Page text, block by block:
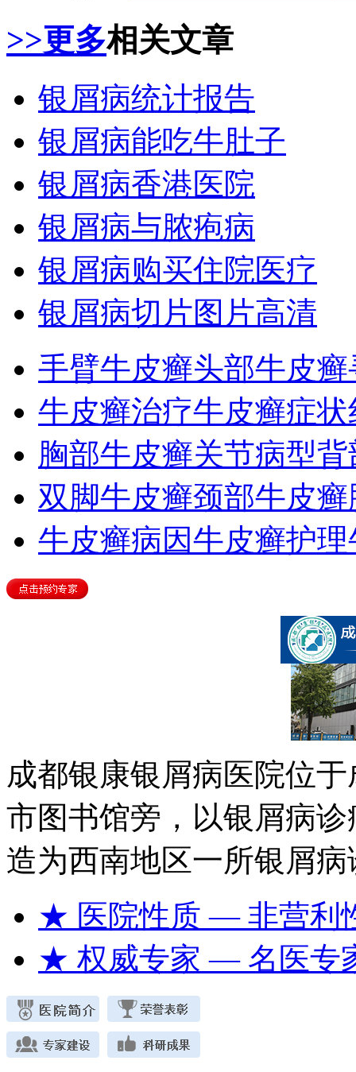
>>更多相关文章
银屑病统计报告
银屑病能吃牛肚子
银屑病香港医院
银屑病与脓疱病
银屑病购买住院医疗
银屑病切片图片高清
手臂牛皮癣头部牛皮癣
牛皮癣治疗牛皮癣症状
胸部牛皮癣关节病型背
双脚牛皮癣颈部牛皮癣
牛皮癣病因牛皮癣护理
成都银康银屑病医院位
市图书馆旁，以银屑病
造为西南地区一所银屑
★ 医院性质— 非营利
★ 权威专家— 名医专